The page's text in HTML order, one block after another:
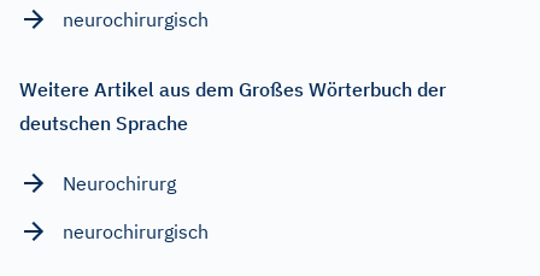
neurochirurgisch
Weitere Artikel aus dem Großes Wörterbuch der
deutschen Sprache
Neurochirurg
neurochirurgisch